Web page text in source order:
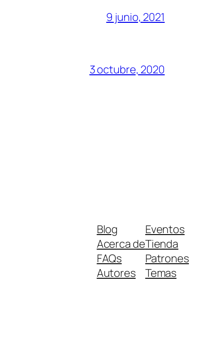
9 junio, 2021
3 octubre, 2020
Blog
Acerca de
FAQs
Autores
Eventos
Tienda
Patrones
Temas